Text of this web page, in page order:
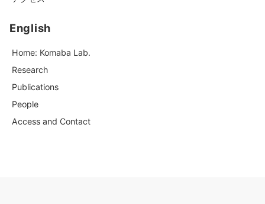
English
Home: Komaba Lab.
Research
Publications
People
Access and Contact